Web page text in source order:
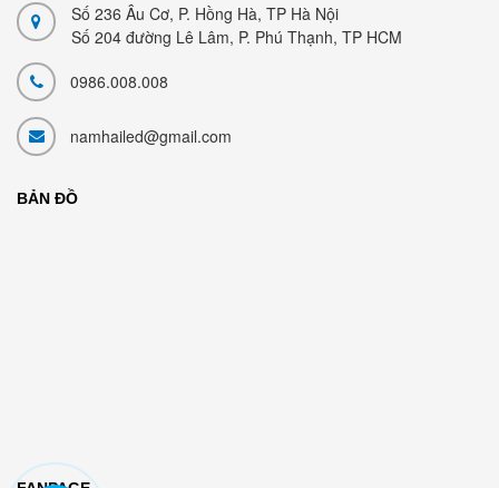
Số 236 Âu Cơ, P. Hồng Hà, TP Hà Nội
Số 204 đường Lê Lâm, P. Phú Thạnh, TP HCM
0986.008.008
namhailed@gmail.com
BẢN ĐỒ